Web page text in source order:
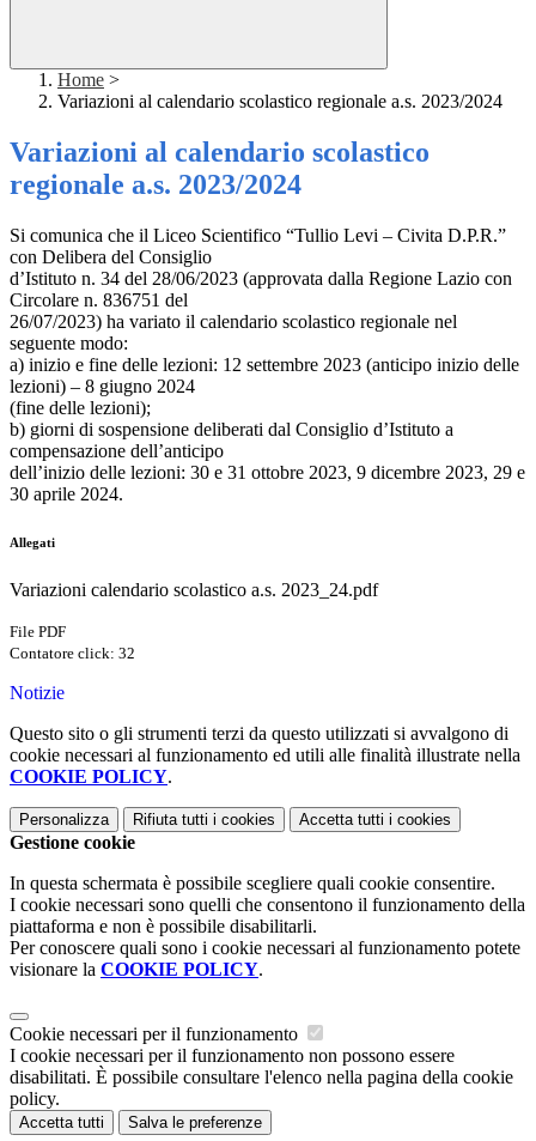
Home >
Variazioni al calendario scolastico regionale a.s. 2023/2024
Variazioni al calendario scolastico
regionale a.s. 2023/2024
Si comunica che il Liceo Scientifico “Tullio Levi – Civita D.P.R.”
con Delibera del Consiglio
d’Istituto n. 34 del 28/06/2023 (approvata dalla Regione Lazio con
Circolare n. 836751 del
26/07/2023) ha variato il calendario scolastico regionale nel
seguente modo:
a) inizio e fine delle lezioni: 12 settembre 2023 (anticipo inizio delle
lezioni) – 8 giugno 2024
(fine delle lezioni);
b) giorni di sospensione deliberati dal Consiglio d’Istituto a
compensazione dell’anticipo
dell’inizio delle lezioni: 30 e 31 ottobre 2023, 9 dicembre 2023, 29 e
30 aprile 2024.
Allegati
Variazioni calendario scolastico a.s. 2023_24.pdf
File PDF
Contatore click: 32
Notizie
Questo sito o gli strumenti terzi da questo utilizzati si avvalgono di
cookie necessari al funzionamento ed utili alle finalità illustrate nella
COOKIE POLICY.
Personalizza Rifiuta tutti i cookies Accetta tutti i cookies
Gestione cookie
In questa schermata è possibile scegliere quali cookie consentire.
I cookie necessari sono quelli che consentono il funzionamento della
piattaforma e non è possibile disabilitarli.
Per conoscere quali sono i cookie necessari al funzionamento potete
visionare la COOKIE POLICY.
Cookie necessari per il funzionamento
I cookie necessari per il funzionamento non possono essere
disabilitati. È possibile consultare l'elenco nella pagina della cookie
policy.
Accetta tutti Salva le preferenze